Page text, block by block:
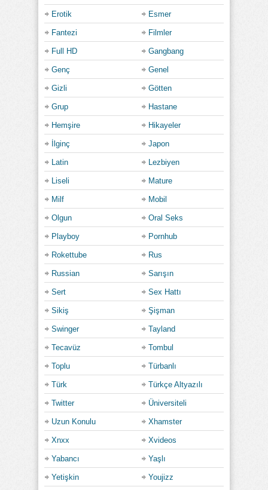
Erotik Esmer
Fantezi Filmler
Full HD Gangbang
Genç Genel
Gizli Götten
Grup Hastane
Hemşire Hikayeler
İlginç Japon
Latin Lezbiyen
Liseli Mature
Milf Mobil
Olgun Oral Seks
Playboy Pornhub
Rokettube Rus
Russian Sarışın
Sert Sex Hattı
Sikiş Şişman
Swinger Tayland
Tecavüz Tombul
Toplu Türbanlı
Türk Türkçe Altyazılı
Twitter Üniversiteli
Uzun Konulu Xhamster
Xnxx Xvideos
Yabancı Yaşlı
Yetişkin Youjizz